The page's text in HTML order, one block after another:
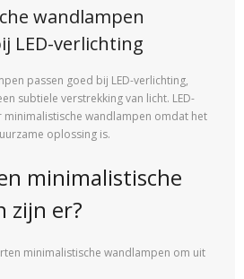
wandlampen
LED-verlichting
passen goed bij LED-verlichting,
subtiele verstrekking van licht. LED-
wandlampen omdat het
oplossing is.
minimalistische
zijn er?
minimalistische wandlampen om uit